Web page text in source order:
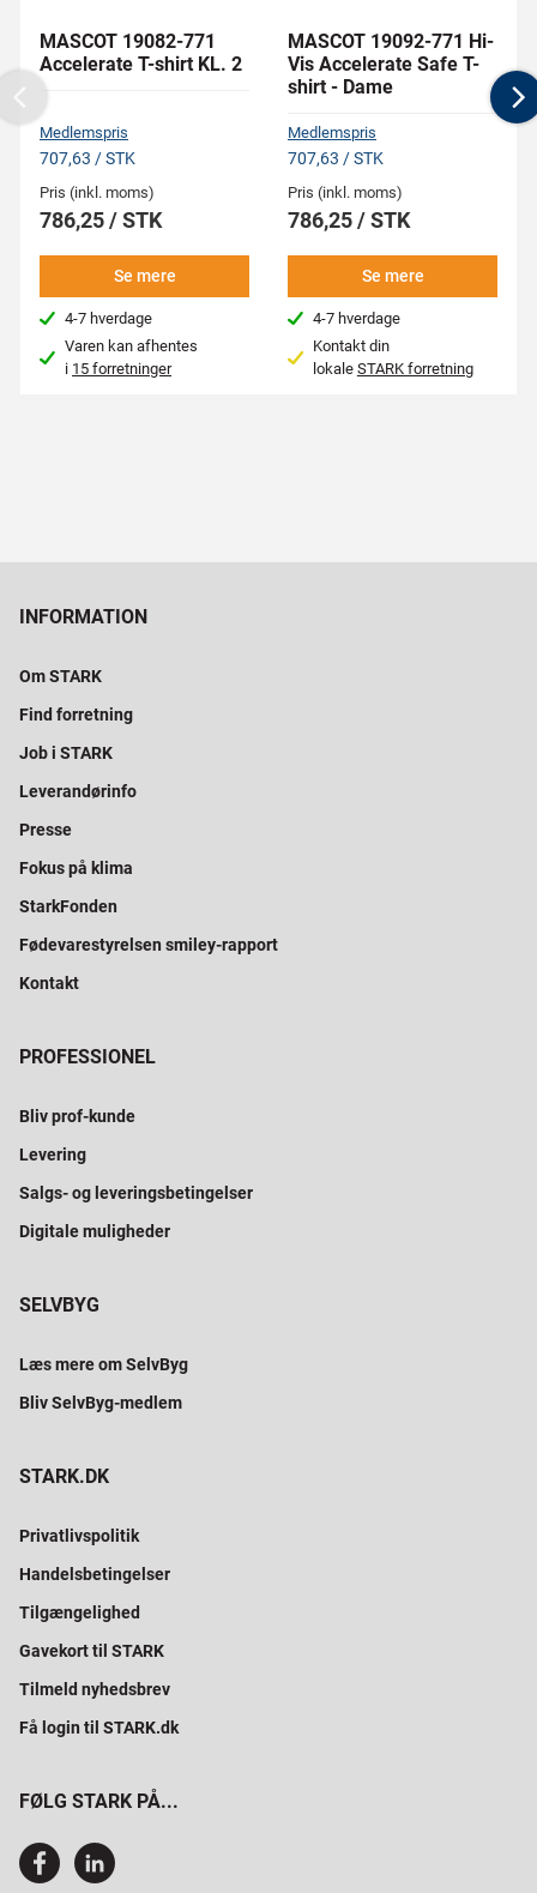
MASCOT 19082-771
Accelerate T-shirt KL. 2
Medlemspris
707,63 / STK
Pris (inkl. moms)
786,25 / STK
Se mere
4-7 hverdage
Varen kan afhentes
i 15 forretninger
MASCOT 19092-771 Hi-
Vis Accelerate Safe T-
shirt - Dame
Medlemspris
707,63 / STK
Pris (inkl. moms)
786,25 / STK
Se mere
4-7 hverdage
Kontakt din
lokale STARK forretning
Previous
INFORMATION
Om STARK
Find forretning
Job i STARK
Leverandørinfo
Presse
Fokus på klima
StarkFonden
Fødevarestyrelsen smiley-rapport
Kontakt
PROFESSIONEL
Bliv prof-kunde
Levering
Salgs- og leveringsbetingelser
Digitale muligheder
SELVBYG
Læs mere om SelvByg
Bliv SelvByg-medlem
STARK.DK
Privatlivspolitik
Handelsbetingelser
Tilgængelighed
Gavekort til STARK
Tilmeld nyhedsbrev
Få login til STARK.dk
FØLG STARK PÅ...